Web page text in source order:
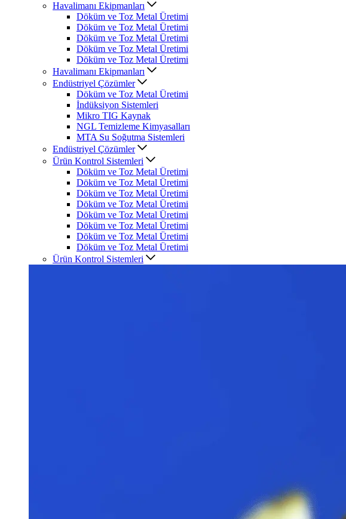
Havalimanı Ekipmanları
Döküm ve Toz Metal Üretimi
Döküm ve Toz Metal Üretimi
Döküm ve Toz Metal Üretimi
Döküm ve Toz Metal Üretimi
Döküm ve Toz Metal Üretimi
Havalimanı Ekipmanları
Endüstriyel Çözümler
Döküm ve Toz Metal Üretimi
İndüksiyon Sistemleri
Mikro TIG Kaynak
NGL Temizleme Kimyasalları
MTA Su Soğutma Sistemleri
Endüstriyel Çözümler
Ürün Kontrol Sistemleri
Döküm ve Toz Metal Üretimi
Döküm ve Toz Metal Üretimi
Döküm ve Toz Metal Üretimi
Döküm ve Toz Metal Üretimi
Döküm ve Toz Metal Üretimi
Döküm ve Toz Metal Üretimi
Döküm ve Toz Metal Üretimi
Döküm ve Toz Metal Üretimi
Ürün Kontrol Sistemleri